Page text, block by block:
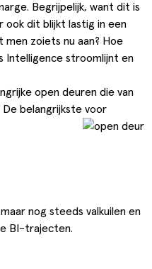
Begrijpelijk, want dit is
ook dit blijkt lastig in een
men zoiets nu aan? Hoe
Intelligence stroomlijnt en
open deuren die van
belangrijkste voor
nog steeds valkuilen en
BI-trajecten.